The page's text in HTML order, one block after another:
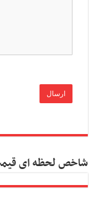
شاخص لحظه ای